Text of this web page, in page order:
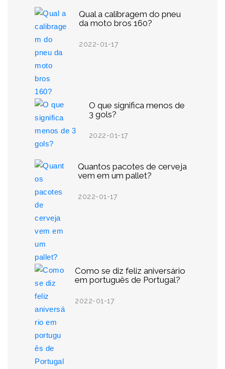
Qual a calibragem do pneu
da moto bros 160?
2022-01-17
O que significa menos de
3 gols?
2022-01-17
Quantos pacotes de cerveja
vem em um pallet?
2022-01-17
Como se diz feliz aniversário
em português de Portugal?
2022-01-17